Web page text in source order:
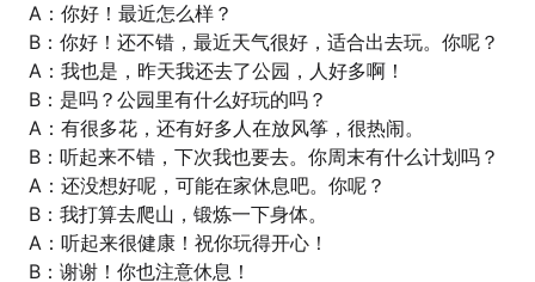
A：你好！最近怎么样？
B：你好！还不错，最近天气很好，适合出去玩。你呢？
A：我也是，昨天我还去了公园，人好多啊！
B：是吗？公园里有什么好玩的吗？
A：有很多花，还有好多人在放风筝，很热闹。
B：听起来不错，下次我也要去。你周末有什么计划吗？
A：还没想好呢，可能在家休息吧。你呢？
B：我打算去爬山，锻炼一下身体。
A：听起来很健康！祝你玩得开心！
B：谢谢！你也注意休息！